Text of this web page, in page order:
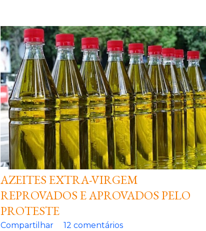
AZEITES EXTRA-VIRGEM
REPROVADOS E APROVADOS PELO
PROTESTE
Compartilhar 12 comentários